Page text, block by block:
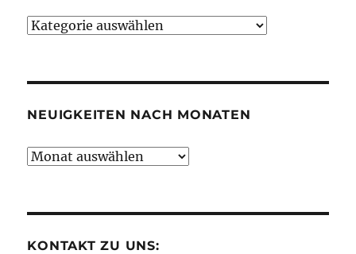
Neuigkeiten
NEUIGKEITEN NACH MONATEN
Neuigkeiten
KONTAKT ZU UNS: